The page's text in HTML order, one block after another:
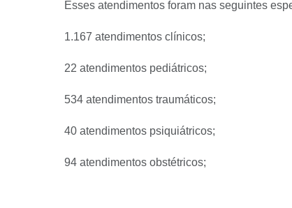
Esses atendimentos foram nas seguintes
1.167 atendimentos clínicos;
22 atendimentos pediátricos;
534 atendimentos traumáticos;
40 atendimentos psiquiátricos;
94 atendimentos obstétricos;